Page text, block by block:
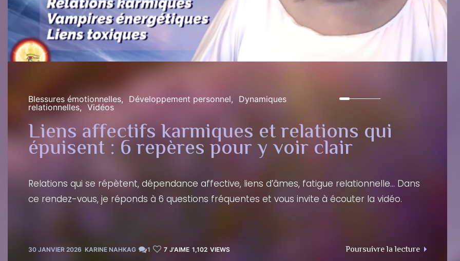
Blessures émotionnelles Développement personnel
Dynamiques
relationnelles
Vidéos
Liens affectifs karmiques et relations qui
épuisent : 6 repères pour y voir clair
Relations qui se répètent, dépendance affective, liens d’âmes, fatigue relationnelle… Dans
ce rendez-vous, je réponds à 6 questions fréquentes et vous invite à écouter la vidéo.
30 JANVIER 2026 KARINE NAHKAG 1 7 J'AIME 1,102 VIEWS Poursuivre la lecture"Liens